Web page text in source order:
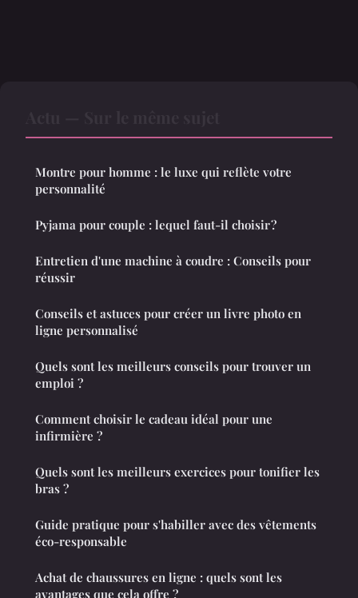
Montre pour homme : le luxe qui reflète votre
personnalité
Pyjama pour couple : lequel faut-il choisir ?
Entretien d'une machine à coudre : Conseils pour
réussir
Conseils et astuces pour créer un livre photo en
ligne personnalisé
Quels sont les meilleurs conseils pour trouver un
emploi ?
Comment choisir le cadeau idéal pour une
infirmière ?
Quels sont les meilleurs exercices pour tonifier les
bras ?
Guide pratique pour s'habiller avec des vêtements
éco-responsable
Achat de chaussures en ligne : quels sont les
avantages que cela offre ?